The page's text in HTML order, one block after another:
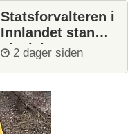
Statsforvalteren i
Innlandet stanser
ulvejakt
2 dager siden